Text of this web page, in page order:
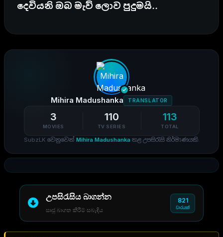
දෙවියනි ඔබ මැව් ලොව පුදුමයි..
Mihira Madushanka TRANSLATOR
3
MOVIES
110
TV SERIES
113
TOTAL
SubzLK වෙනුවෙන් Mihira Madushankaකළ උපසිරැසි නිර්මාණයකි.
උපසිරැසිය බාගන්න
සෘජු බාගත කිරීම් සබැඳිය
821
වාරයක්